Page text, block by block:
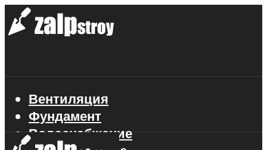
Вентиляция
Фундамент
Водоснабжение